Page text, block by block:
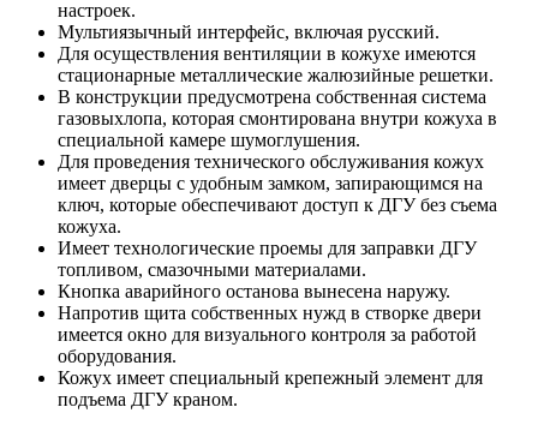
настроек.
Мультиязычный интерфейс, включая русский.
Для осуществления вентиляции в кожухе имеются
стационарные металлические жалюзийные решетки.
В конструкции предусмотрена собственная система
газовыхлопа, которая смонтирована внутри кожуха в
специальной камере шумоглушения.
Для проведения технического обслуживания кожух
имеет дверцы с удобным замком, запирающимся на
ключ, которые обеспечивают доступ к ДГУ без съема
кожуха.
Имеет технологические проемы для заправки ДГУ
топливом, смазочными материалами.
Кнопка аварийного останова вынесена наружу.
Напротив щита собственных нужд в створке двери
имеется окно для визуального контроля за работой
оборудования.
Кожух имеет специальный крепежный элемент для
подъема ДГУ краном.